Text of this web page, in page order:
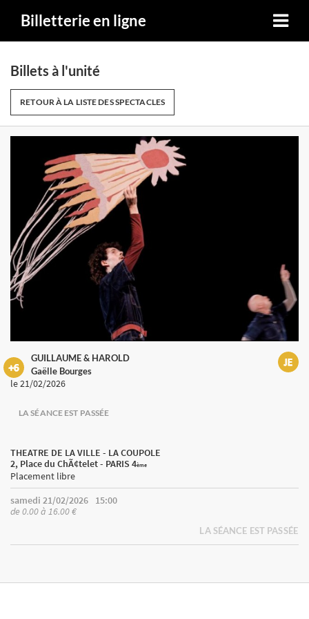
Billetterie en ligne
Billets à l'unité
RETOUR À LA LISTE DES SPECTACLES
GUILLAUME & HAROLD
Gaëlle Bourges
le 21/02/2026
LA SÉANCE EST PASSÉE
THEATRE DE LA VILLE - LA COUPOLE
2, Place du ChÃ¢telet - PARIS 4ème
Placement libre
samedi 21/02/2026
15:00
de 0.00 à 16.00 €
LA SÉANCE EST PASSÉE